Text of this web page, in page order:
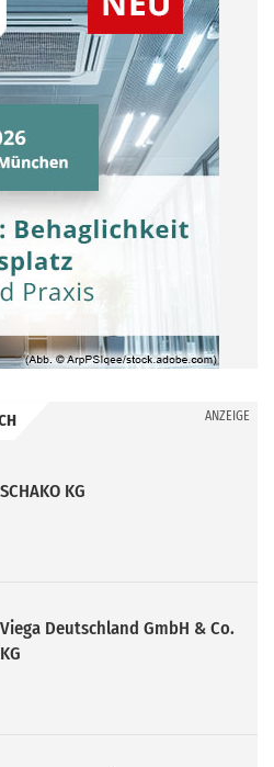
ANZEIGE
SCHAKO KG
Viega Deutschland GmbH & Co.
KG